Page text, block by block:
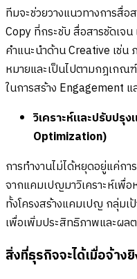
ทีมจะช่วยวางแนวทางการสื่
Copy ที่กระชับ สื่อสารชัดเจ
คำแนะนำด้าน Creative เช่
หมายและเป็นไปตามกฎเกณ
ในการสร้าง Engagement
วิเคราะห์และปรับปรุ
Optimization)
การทำงานไม่ได้หยุดอยู่แค่ก
จากแคมเปญมาวิเคราะห์เพื่
ทั้งโครงสร้างแคมเปญ กลุ่มเ
เพื่อเพิ่มประสิทธิภาพและผล
สิ่งที่ธุรกิจจะได้เมื่อจ้า